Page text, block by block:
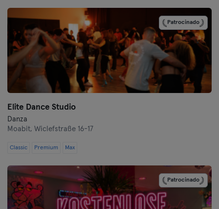
Patrocinado
Elite Dance Studio
Danza
Moabit, Wiclefstraße 16-17
Classic Premium Max
Patrocinado
Darmstadt
Dortmund
Dresde
Duisburgo
Dusseldorf
Flensburgo
Frankfurt